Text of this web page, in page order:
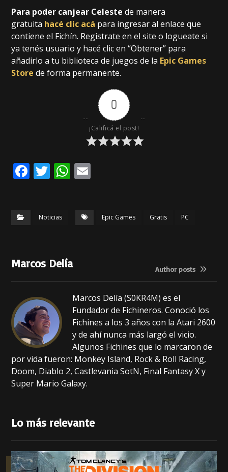
Para poder canjear Celeste de manera
gratuita hacé clic acá para ingresar al enlace que
contiene el Fichín. Registrate en el site o logueate si
ya tenés usuario y hacé clic en “Obtener” para
añadirlo a tu biblioteca de juegos de la Epic Games
Store de forma permanente.
0
¡Calificá el post!
F
o
k
T
te
W
ts
p
Noticias Epic Games Gratis PC
Marcos Delía Author posts
Marcos Delía (S0KR4M) es el
Fundador de Fichineros. Conoció los
Fichines a los 3 años con la Atari 2600
y de ahí nunca más largó el vicio.
Algunos Fichines que lo marcaron de
por vida fueron: Monkey Island, Rock & Roll Racing,
Doom, Diablo 2, Castlevania SotN, Final Fantasy X y
Super Mario Galaxy.
Lo más relevante